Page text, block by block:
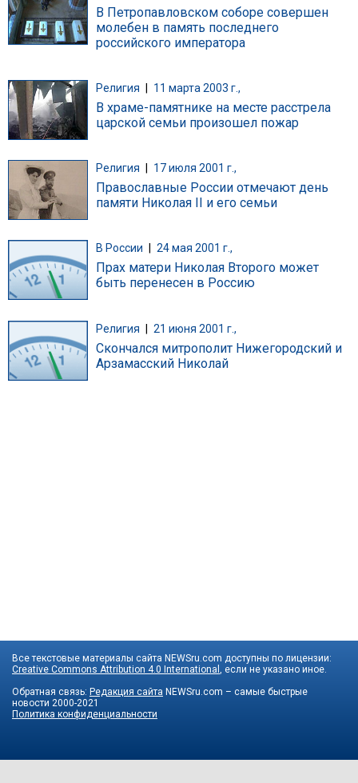
В Петропавловском соборе совершен
молебен в память последнего
российского императора
Религия 11 марта 2003 г.,
В храме-памятнике на месте расстрела
царской семьи произошел пожар
Религия 17 июля 2001 г.,
Православные России отмечают день
памяти Николая II и его семьи
В России 24 мая 2001 г.,
Прах матери Николая Второго может
быть перенесен в Россию
Религия | 21 июня 2001 г.,
Скончался митрополит Нижегородский и
Арзамасский Николай
Все текстовые материалы сайта NEWSru.com доступны по лицензии:
Creative Commons Attribution 4.0 International , если не указано иное.
Обратная связь: Редакция сайта NEWSru.com – самые быстрые
новости 2000-2021
Политика конфиденциальности